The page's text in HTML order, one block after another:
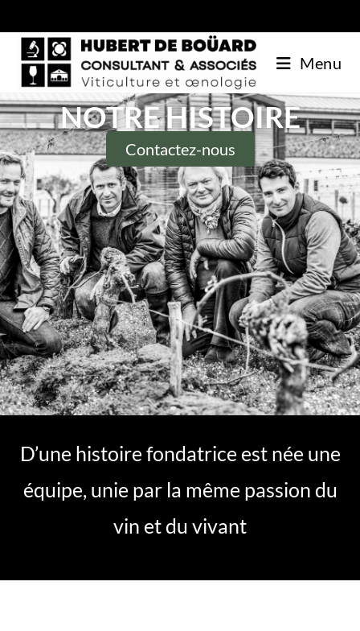
Menu
NOTRE HISTOIRE
Contactez-nous
D’une histoire fondatrice est née une
équipe, unie par la même passion du
vin et du vivant